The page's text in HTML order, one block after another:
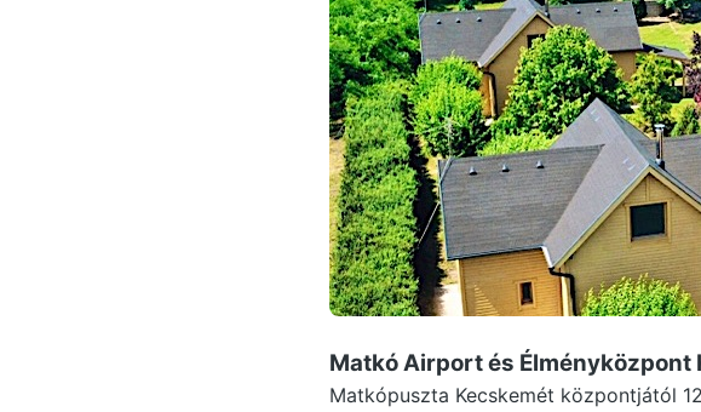
Matkó Airport és Élményközpont
Matkópuszta Kecskemét központjától